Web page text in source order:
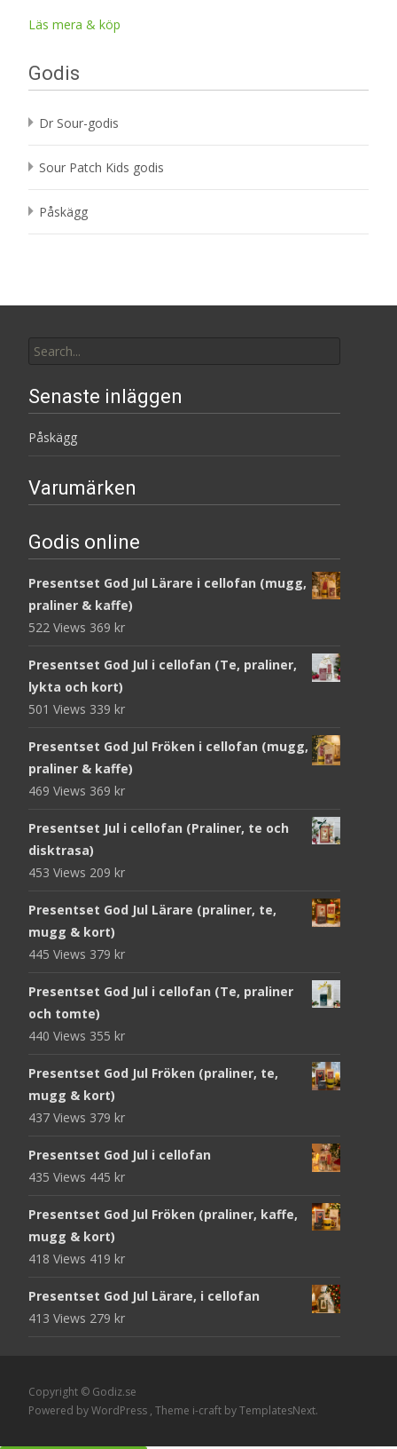
Läs mera & köp
Godis
Dr Sour-godis
Sour Patch Kids godis
Påskägg
for:
Senaste inläggen
Påskägg
Varumärken
Godis online
Presentset God Jul Lärare i cellofan (mugg,
praliner & kaffe)
522 Views 369 kr
Presentset God Jul i cellofan (Te, praliner,
lykta och kort)
501 Views 339 kr
Presentset God Jul Fröken i cellofan (mugg,
praliner & kaffe)
469 Views 369 kr
Presentset Jul i cellofan (Praliner, te och
disktrasa)
453 Views 209 kr
Presentset God Jul Lärare (praliner, te,
mugg & kort)
445 Views 379 kr
Presentset God Jul i cellofan (Te, praliner
och tomte)
440 Views 355 kr
Presentset God Jul Fröken (praliner, te,
mugg & kort)
437 Views 379 kr
Presentset God Jul i cellofan
435 Views 445 kr
Presentset God Jul Fröken (praliner, kaffe,
mugg & kort)
418 Views 419 kr
Presentset God Jul Lärare, i cellofan
413 Views 279 kr
Copyright © Godiz.se
Powered by WordPress , Theme i-craft by TemplatesNext.